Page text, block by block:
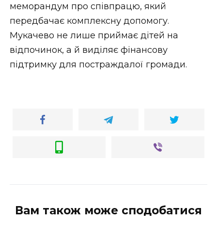
меморандум про співпрацю, який
передбачає комплексну допомогу.
Мукачево не лише приймає дітей на
відпочинок, а й виділяє фінансову
підтримку для постраждалої громади.
Вам також може сподобатися